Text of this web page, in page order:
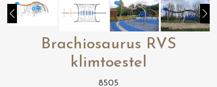
Brachiosaurus RVS
klimtoestel
8505